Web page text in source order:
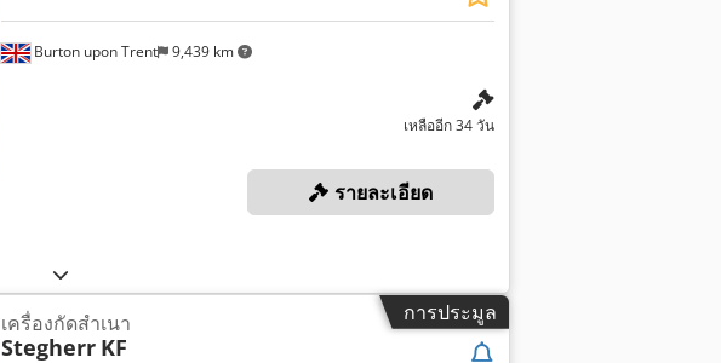
Burton upon Trent 9,439 km
เหลืออีก 34 วัน
รายละเอียด
การประมูล
เครื่องกัดสำเนา
Stegherr KF